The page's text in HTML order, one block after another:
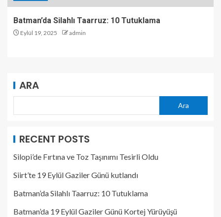
Batman’da Silahlı Taarruz: 10 Tutuklama
Eylül 19, 2025 admin
ARA
Ara
RECENT POSTS
Silopi’de Fırtına ve Toz Taşınımı Tesirli Oldu
Siirt’te 19 Eylül Gaziler Günü kutlandı
Batman’da Silahlı Taarruz: 10 Tutuklama
Batman’da 19 Eylül Gaziler Günü Kortej Yürüyüşü